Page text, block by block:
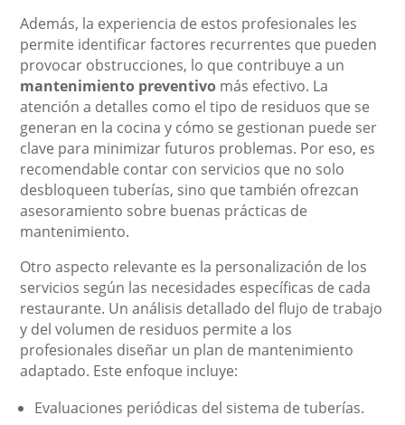
Además, la experiencia de estos profesionales les
permite identificar factores recurrentes que pueden
provocar obstrucciones, lo que contribuye a un
mantenimiento preventivo más efectivo. La
atención a detalles como el tipo de residuos que se
generan en la cocina y cómo se gestionan puede ser
clave para minimizar futuros problemas. Por eso, es
recomendable contar con servicios que no solo
desbloqueen tuberías, sino que también ofrezcan
asesoramiento sobre buenas prácticas de
mantenimiento.
Otro aspecto relevante es la personalización de los
servicios según las necesidades específicas de cada
restaurante. Un análisis detallado del flujo de trabajo
y del volumen de residuos permite a los
profesionales diseñar un plan de mantenimiento
adaptado. Este enfoque incluye:
Evaluaciones periódicas del sistema de tuberías.